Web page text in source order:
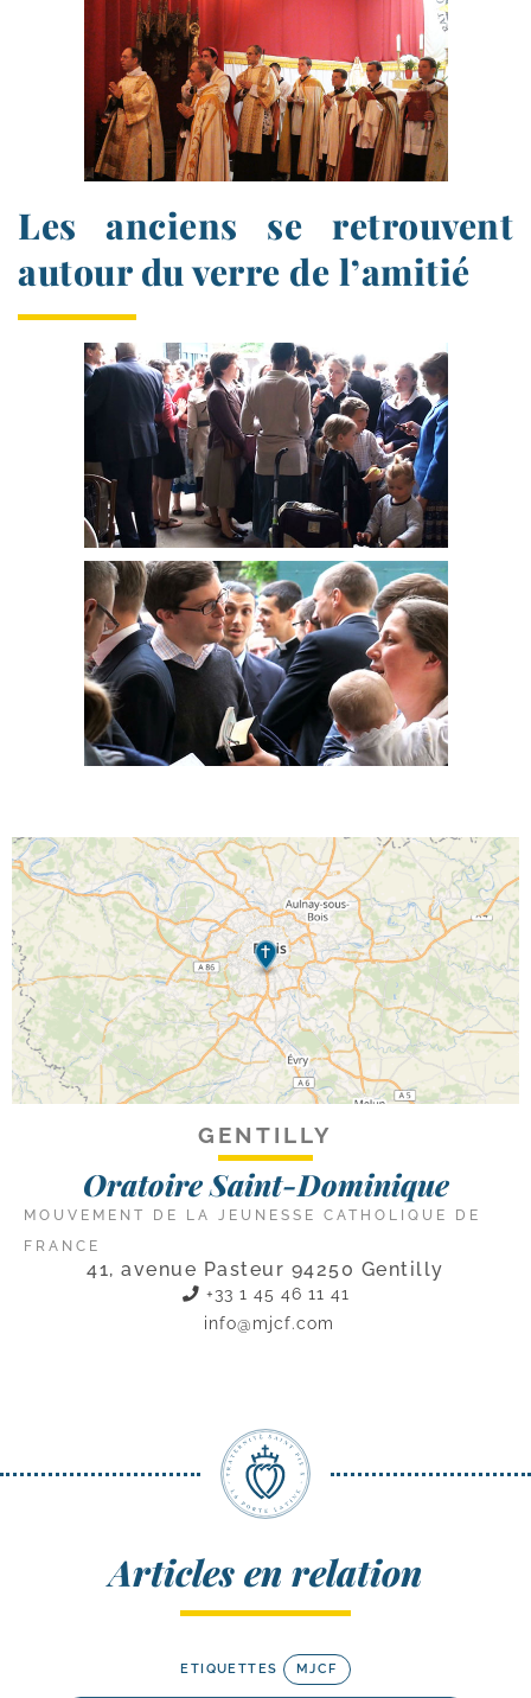
Les anciens se retrouvent
autour du verre de l’amitié
GENTILLY
Oratoire Saint-Dominique
MOUVEMENT DE LA JEUNESSE CATHOLIQUE DE
FRANCE
41, avenue Pasteur 94250 Gentilly
+33 1 45 46 11 41
info@mjcf.com
Articles en relation
ETIQUETTES MJCF